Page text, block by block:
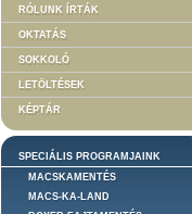
RÓLUNK ÍRTÁK
OKTATÁS
SOKKOLÓ
LETÖLTÉSEK
KÉPTÁR
SPECIÁLIS PROGRAMJAINK
MACSKAMENTÉS
MACS-KA-LAND